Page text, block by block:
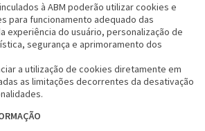
à ABM poderão utilizar cookies e
para funcionamento adequado das
experiência do usuário, personalização de
segurança e aprimoramento dos
a utilização de cookies diretamente em
as limitações decorrentes da desativação